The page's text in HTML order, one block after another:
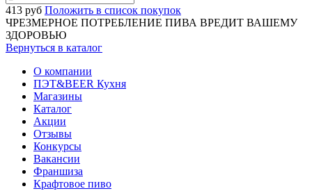
413 руб Положить в список покупок
ЧРЕЗМЕРНОЕ ПОТРЕБЛЕНИЕ ПИВА ВРЕДИТ ВАШЕМУ
ЗДОРОВЬЮ
Вернуться в каталог
О компании
ПЭТ&BEER Кухня
Магазины
Каталог
Акции
Отзывы
Конкурсы
Вакансии
Франшиза
Крафтовое пиво